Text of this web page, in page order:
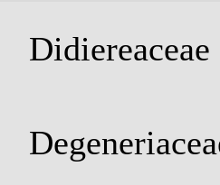
Didiereaceae